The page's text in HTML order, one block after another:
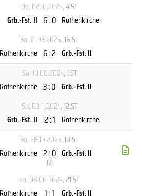
Do, 02.10.2025, 4.ST
Grb.-Fst. II 6 : 0 Rothenkirche
Sa, 21.03.2026, 16.ST
Rothenkirche 6 : 2 Grb.-Fst. II
Sa, 10.08.2024, 1.ST
Rothenkirche 3 : 0 Grb.-Fst. II
So, 03.11.2024, 12.ST
Grb.-Fst. II 2 : 1 Rothenkirche
Sa, 28.10.2023, 10.ST
Rothenkirche 2 : 0
(U)
Grb.-Fst. II
Sa, 08.06.2024, 21.ST
Rothenkirche
1 : 1 Grb.-Fst. II